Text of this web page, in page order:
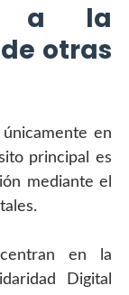
a la
otras
en
principal es
mediante el
en la
Digital